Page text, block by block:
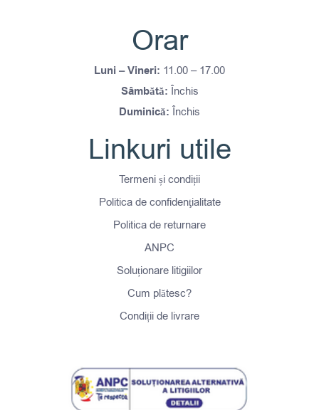
Orar
Luni – Vineri: 11.00 – 17.00
Sâmbătă: Închis
Duminică: Închis
Linkuri utile
Termeni și condiții
Politica de confidenţialitate
Politica de returnare
ANPC
Soluționare litigiilor
Cum plătesc?
Condiții de livrare